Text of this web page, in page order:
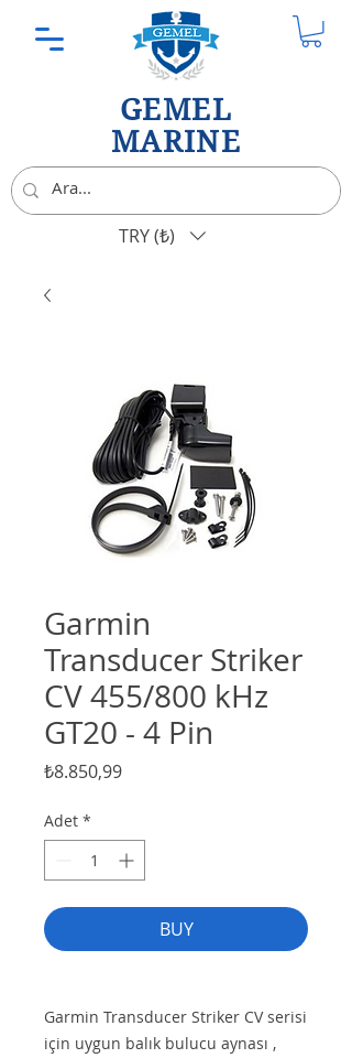
TRY (₺)
GEMEL
MARINE
Garmin
Transducer Striker
CV 455/800 kHz
GT20 - 4 Pin
₺8.850,99Fiyat
Adet *
BUY
Garmin Transducer Striker CV serisi
için uygun balık bulucu aynası ,